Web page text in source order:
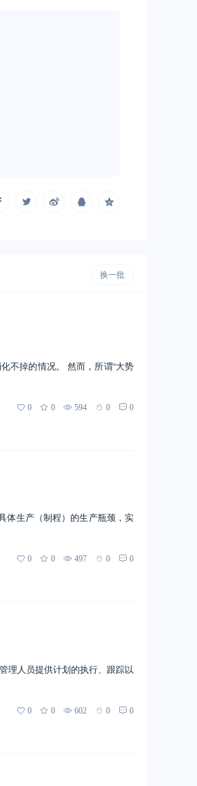
换一批
不掉的情况。 然而，所谓“大势
0 0 594 0 0
体生产（制程）的生产瓶颈，实
0 0 497 0 0
理人员提供计划的执行、跟踪以
0 0 602 0 0